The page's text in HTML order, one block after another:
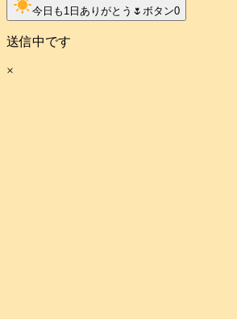
clear_day今日も1日ありがとう🌷ボタン0
送信中です
×